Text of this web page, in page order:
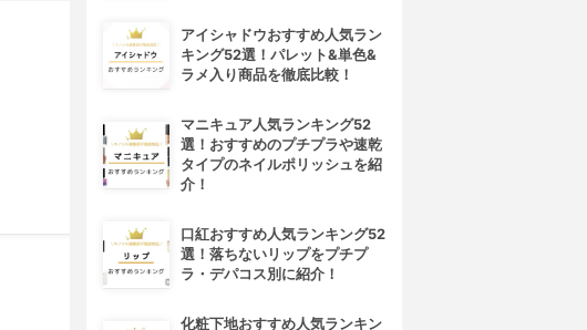
アイシャドウおすすめ人気ラン
キング52選！パレット&単色&
ラメ入り商品を徹底比較！
マニキュア人気ランキング52
選！おすすめのプチプラや速乾
タイプのネイルポリッシュを紹
介！
口紅おすすめ人気ランキング52
選！落ちないリップをプチプ
ラ・デパコス別に紹介！
化粧下地おすすめ人気ランキン